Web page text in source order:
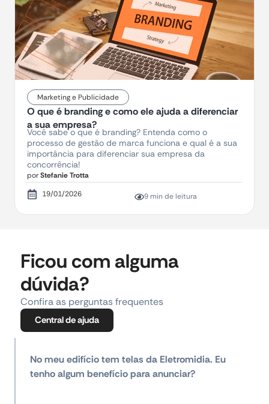
Marketing e Publicidade
O que é branding e como ele ajuda a diferenciar
a sua empresa?
Você sabe o que é branding? Entenda como o
processo de gestão de marca funciona e qual é a sua
importância para diferenciar sua empresa da
concorrência!
porStefanie Trotta
19/01/2026
9 min de leitura
Ficou com alguma
dúvida?
Confira as perguntas frequentes
Central de ajuda
No meu edifício tem telas da Eletromidia. Eu
tenho algum benefício para anunciar?